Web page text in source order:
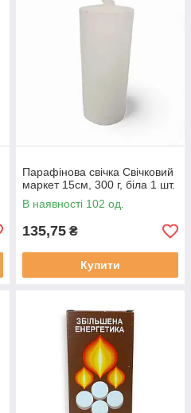
Парафінова свічка Свічковий
маркет 15см, 300 г, біла 1 шт.
В наявності 102 од.
135,75 ₴
Купити